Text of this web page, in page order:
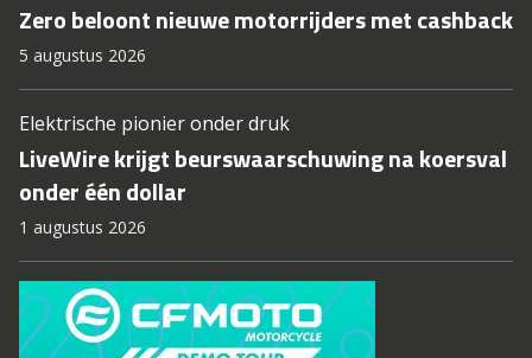
Zero beloont nieuwe motorrijders met cashback
5 augustus 2026
Elektrische pionier onder druk
LiveWire krijgt beurswaarschuwing na koersval
onder één dollar
1 augustus 2026